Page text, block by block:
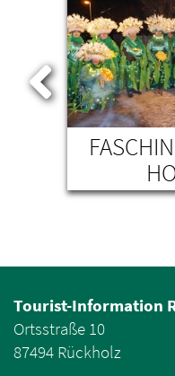
Tourist-Information
Ortsstraße 10
87494 Rückholz